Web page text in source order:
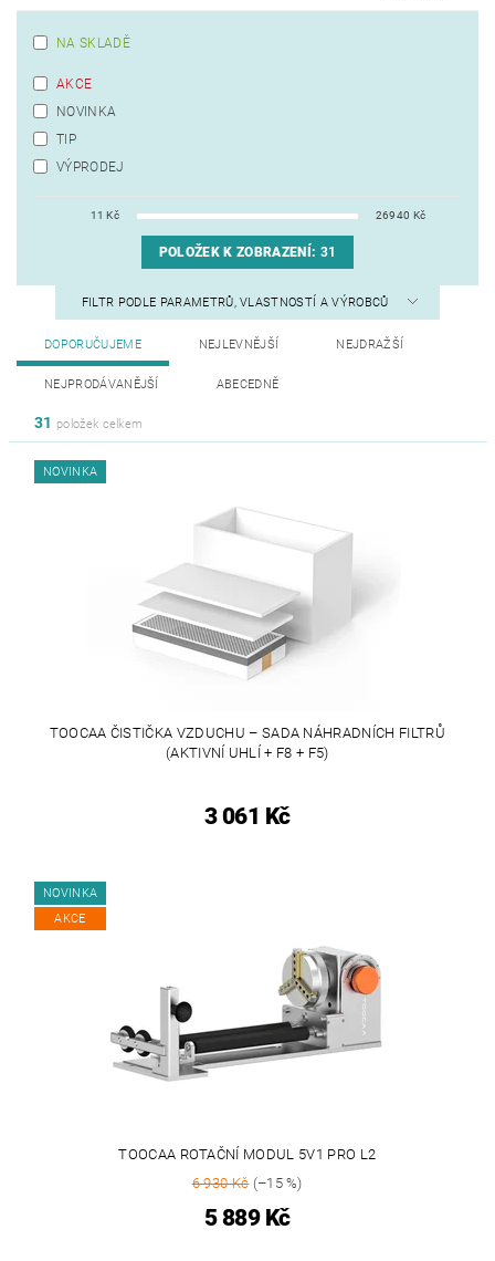
NA SKLADĚ
AKCE
NOVINKA
TIP
VÝPRODEJ
11 Kč 26940 Kč
POLOŽEK K ZOBRAZENÍ: 31
FILTR PODLE PARAMETRŮ, VLASTNOSTÍ A VÝROBCŮ
DOPORUČUJEME NEJLEVNĚJŠÍ NEJDRAŽŠÍ
NEJPRODÁVANĚJŠÍ ABECEDNĚ
31 položek celkem
NOVINKA
TOOCAA ČISTIČKA VZDUCHU – SADA NÁHRADNÍCH FILTRŮ
(AKTIVNÍ UHLÍ + F8 + F5)
3 061 Kč
NOVINKA
AKCE
TOOCAA ROTAČNÍ MODUL 5V1 PRO L2
6 930 Kč(–15 %)
5 889 Kč